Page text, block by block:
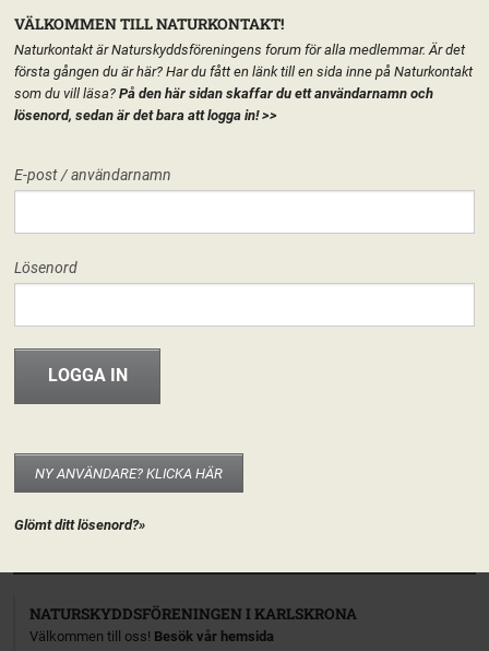
FORUM
INFO & MATERIAL
HEM FÖRENINGEN NATURSKYDDSFÖRENINGEN I KARLSKRONA
Hej världen!
28 maj, 2013
riksforeningen
startsida för de grupper som berör kretsen/länsförbundet/nätverket. Det är
NATURSKYDDSFÖRENINGEN I KARLSKRONA
Välkommen till oss! Besök vår hemsida
VÄLKOMMEN TILL NATURKONTAKT!
Naturkontakt är Naturskyddsföreningens forum för alla medlemmar. Är det
första gången du är här? Har du fått en länk till en sida inne på Naturkontakt
som du vill läsa? På den här sidan skaffar du ett användarnamn och
lösenord, sedan är det bara att logga in!>>
E-post / användarnamn
Lösenord
NY ANVÄNDARE? KLICKA HÄR
Glömt ditt lösenord?»